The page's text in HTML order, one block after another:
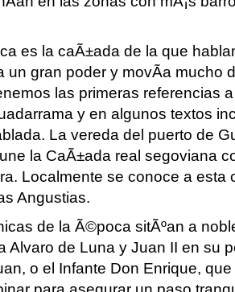
es la caÃ±ada de la que
un gran poder y movÃ­a mucho
las primeras referencias
y en algunos textos
La vereda del puerto de
la CaÃ±ada real segoviana
Localmente se conoce a esta
Angustias.
de la Ã©poca sitÃºan a
Alvaro de Luna y Juan II en su
o el Infante Don Enrique,